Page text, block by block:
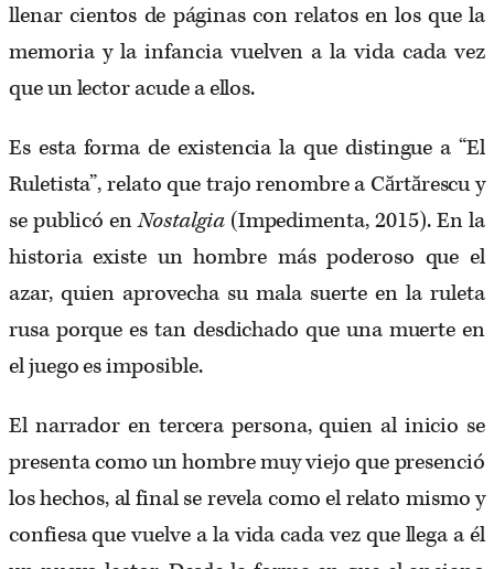
llenar cientos de páginas con relatos en los que la
memoria y la infancia vuelven a la vida cada vez
que un lector acude a ellos.
Es esta forma de existencia la que distingue a “El
Ruletista”, relato que trajo renombre a Cărtărescu y
se publicó enNostalgia(Impedimenta, 2015). En la
historia existe un hombre más poderoso que el
azar, quien aprovecha su mala suerte en la ruleta
rusa porque es tan desdichado que una muerte en
el juego es imposible.
El narrador en tercera persona, quien al inicio se
presenta como un hombre muy viejo que presenció
los hechos, al final se revela como el relato mismo y
confiesa que vuelve a la vida cada vez que llega a él